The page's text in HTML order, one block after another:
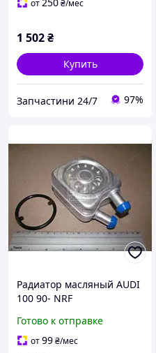
от ₴/мес
1 502₴
Купить
Запчастини 24/7 97%
Радиатор масляный AUDI
100 90- NRF
Готово к отправке
от99₴/мес